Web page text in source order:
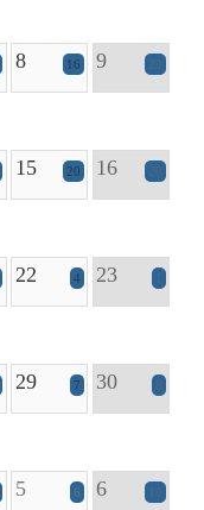
8 16 9 22
15 20 16 20
22 4 23 1
29 7 30 8
5 6 6 11